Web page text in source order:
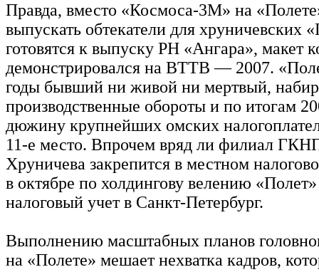
Правда, вместо «Космоса-3М» на
выпускать обтекатели для хруничевских
готовятся к выпуску РН «Ангара», макет
демонстрировался на ВТТВ — 2007.
годы бывший ни живой ни мертвый,
производственные обороты и по итогам
дюжину крупнейших омских
11-е место. Впрочем вряд ли филиал
Хруничева закрепится в местном
в октябре по холдингову велению
налоговый учет в Санкт-Петербург.
Выполнению масштабных планов
на «Полете» мешает нехватка кадров,